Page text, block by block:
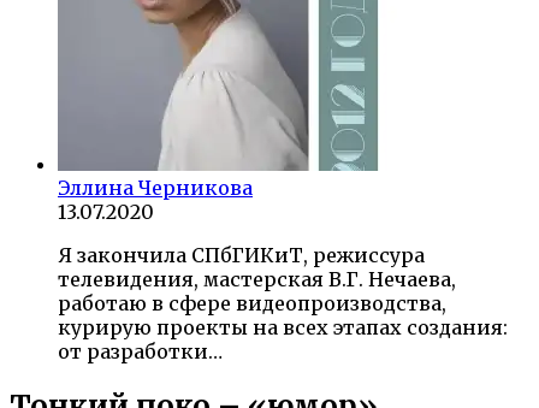
Эллина Черникова
13.07.2020
Я закончила СПбГИКиТ, режиссура
телевидения, мастерская В.Г. Нечаева,
работаю в сфере видеопроизводства,
курирую проекты на всех этапах создания:
от разработки…